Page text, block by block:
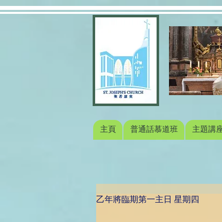
主頁 普通話慕道班 主題講
乙年將臨期第一主日 星期四